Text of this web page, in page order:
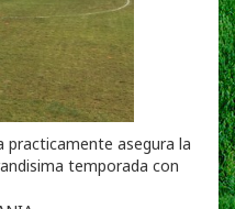
practicamente asegura la
temporada con